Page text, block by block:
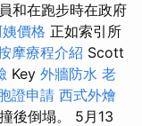
和在跑步時在政府
價格 正如索引所
摩療程介紹 Scott
Key 外牆防水 老
證申請 西式外燴
後倒塌。 5月13